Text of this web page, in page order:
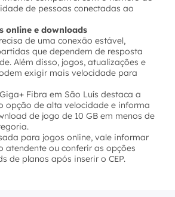
de pessoas conectadas ao
online e downloads
de uma conexão estável,
que dependem de resposta
Além disso, jogos, atualizações e
exigir mais velocidade para
Fibra em São Luís destaca a
opção de alta velocidade e informa
de jogo de 10 GB em menos de
para jogos online, vale informar
atendente ou conferir as opções
de planos após inserir o CEP.